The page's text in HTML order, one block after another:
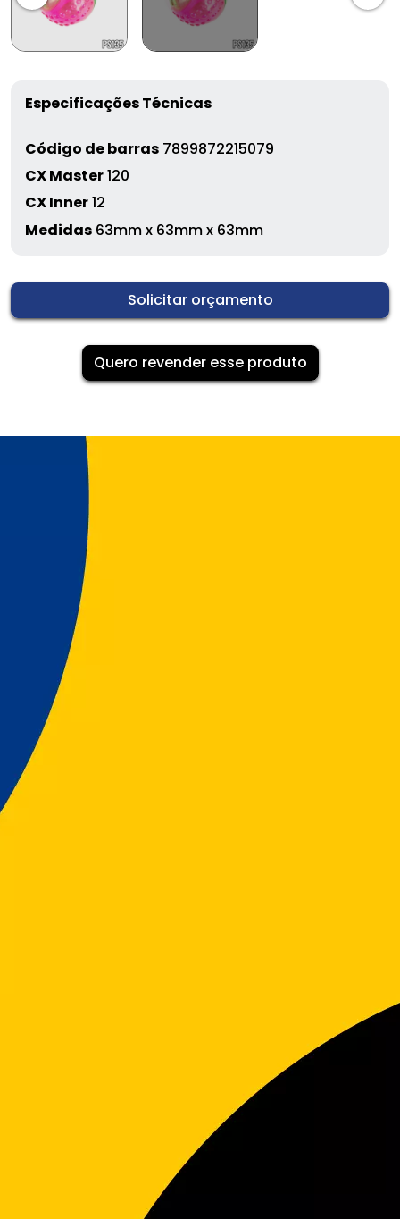
Especificações Técnicas
Código de barras 7899872215079
CX Master120
CX Inner12
Medidas 63mm x 63mm x 63mm
Solicitar orçamento
Quero revender esse produto